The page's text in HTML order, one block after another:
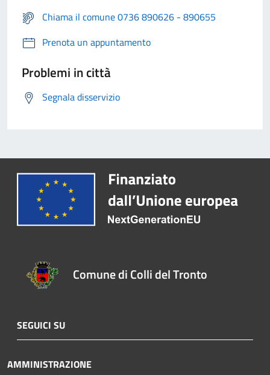
Chiama il comune 0736 890626 - 890655
Prenota un appuntamento
Problemi in città
Segnala disservizio
Comune di Colli del Tronto
SEGUICI SU
AMMINISTRAZIONE